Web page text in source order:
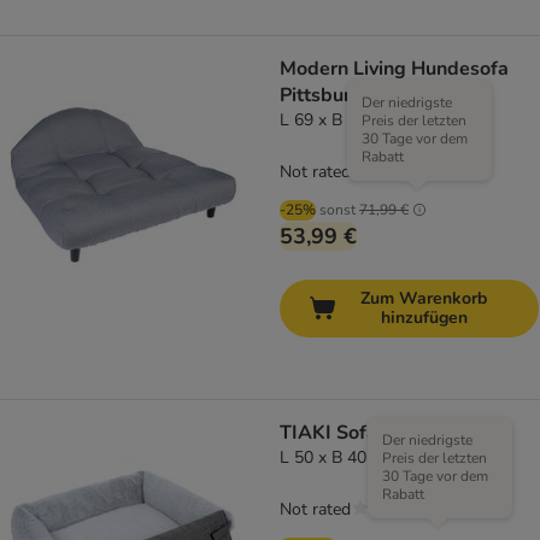
Modern Living Hundesofa
Pittsburgh
L 69 x B 60 x H 30
-25% sonst71,99 €
Der niedrigste
Preis der letzten
30 Tage vor dem
Rabatt
53,99 €
Not rated
Zum Warenkorb
hinzufügen
TIAKI Sofabett Willow
L 50 x B 40 x H 17 cm
Der niedrigste
Preis der letzten
30 Tage vor dem
Rabatt
Not rated